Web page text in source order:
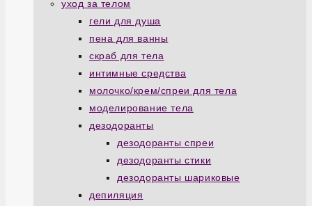
уход за телом
гели для душа
пена для ванны
скраб для тела
интимные средства
молочко/крем/спреи для тела
моделирование тела
дезодоранты
дезодоранты спреи
дезодоранты стики
дезодоранты шариковые
депиляция